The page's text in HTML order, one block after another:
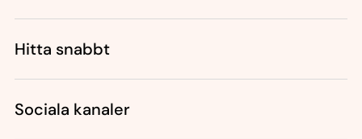
Hitta snabbt
Sociala kanaler